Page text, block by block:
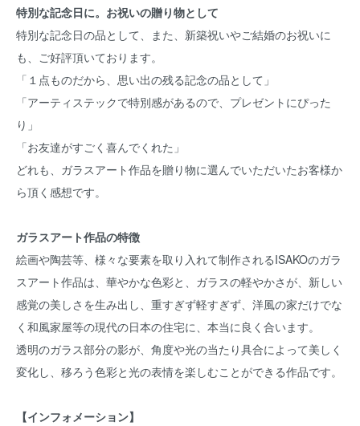
特別な記念日に。お祝いの贈り物として
特別な記念日の品として、また、新築祝いやご結婚のお祝いに
も、ご好評頂いております。
「１点ものだから、思い出の残る記念の品として」
「アーティステックで特別感があるので、プレゼントにぴった
り」
「お友達がすごく喜んでくれた」
どれも、ガラスアート作品を贈り物に選んでいただいたお客様か
ら頂く感想です。
ガラスアート作品の特徴
絵画や陶芸等、様々な要素を取り入れて制作されるISAKOのガラ
スアート作品は、華やかな色彩と、ガラスの軽やかさが、新しい
感覚の美しさを生み出し、重すぎず軽すぎず、洋風の家だけでな
く和風家屋等の現代の日本の住宅に、本当に良く合います。
透明のガラス部分の影が、角度や光の当たり具合によって美しく
変化し、移ろう色彩と光の表情を楽しむことができる作品です。
【インフォメーション】